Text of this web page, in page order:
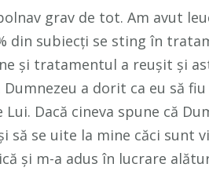
grav de tot. Am avut
din subiecți se sting în
și tratamentul a reușit și
Dumnezeu a dorit ca eu să
Lui. Dacă cineva spune că
să se uite la mine căci sunt
și m-a adus în lucrare